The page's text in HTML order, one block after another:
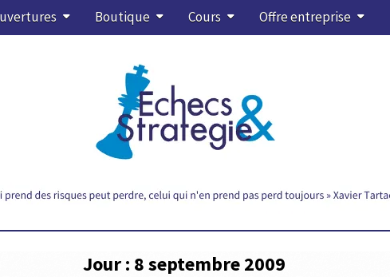
Boutique Cours Offre entreprise
Jour : 8 septembre 2009